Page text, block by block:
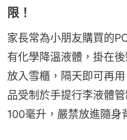
限！
家長常為小朋友購買的
有化學降溫液體，掛在
放入雪櫃，隔天即可再
品受制於手提行李液體
100毫升，嚴禁放進隨身